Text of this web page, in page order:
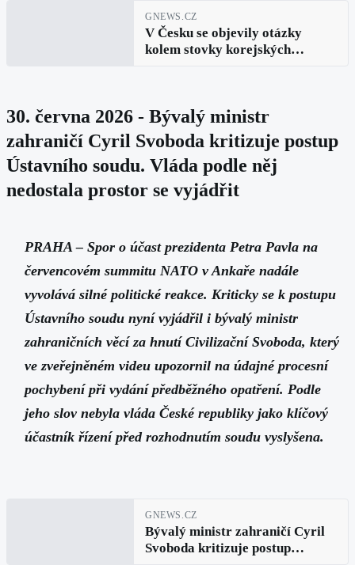
GNEWS.CZ
V Česku se objevily otázky
kolem stovky korejských
30. června 2026 - Bývalý ministr
zahraničí Cyril Svoboda kritizuje postup
Ústavního soudu. Vláda podle něj
nedostala prostor se vyjádřit
PRAHA – Spor o účast prezidenta Petra Pavla na
červencovém summitu NATO v Ankaře nadále
vyvolává silné politické reakce. Kriticky se k postupu
Ústavního soudu nyní vyjádřil i bývalý ministr
zahraničních věcí za hnutí Civilizační Svoboda, který
ve zveřejněném videu upozornil na údajné procesní
pochybení při vydání předběžného opatření. Podle
jeho slov nebyla vláda České republiky jako klíčový
účastník řízení před rozhodnutím soudu vyslyšena.
GNEWS.CZ
Bývalý ministr zahraničí Cyril
Svoboda kritizuje postup